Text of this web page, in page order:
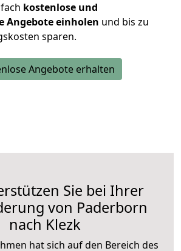
kostenlose und
Angebote einholen und bis zu
sparen.
Angebote erhalten
Sie bei Ihrer
von Paderborn
nach Klezk
hat sich auf den Bereich des